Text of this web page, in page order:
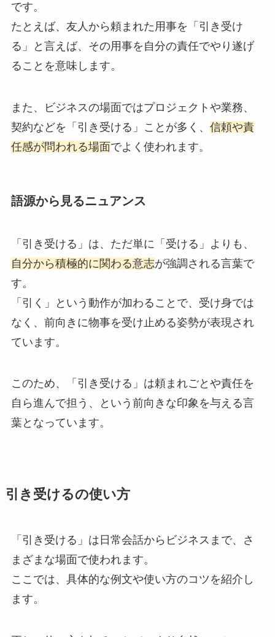
です。
たとえば、友人から頼まれた用事を「引き受け
る」と言えば、その用事を自分の責任でやり遂げ
ることを意味します。
また、ビジネスの場面ではプロジェクトや業務、
契約などを「引き受ける」ことが多く、 信頼や責
任感が問われる場面でよく使われます。
語源から見るニュアンス
「引き受ける」は、ただ単に「受ける」よりも、
自分から積極的に関わる意志が強調される言葉で
す。
「引く」という動作が加わることで、受け身では
なく、前向きに物事を受け止める姿勢が表現され
ています。
このため、「引き受ける」は頼まれごとや責任を
自ら進んで担う、という前向きな印象を与える言
葉となっています。
引き受けるの使い方
「引き受ける」は日常会話からビジネスまで、さ
まざまな場面で使われます。
ここでは、具体的な例文や使い方のコツを紹介し
ます。